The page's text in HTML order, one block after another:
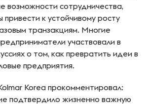
возможности сотрудничества,
привести к устойчивому росту
транзакциям. Многие
участвовали в
о том, как превратить идеи в
предприятия.
Korea прокомментировал:
подтвердило жизненно важную